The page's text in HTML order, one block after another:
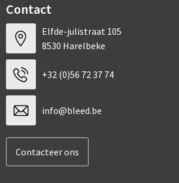
Contact
Elfde-julistraat 105
8530 Harelbeke
+32 (0)56 72 37 74
info@bleed.be
Contacteer ons